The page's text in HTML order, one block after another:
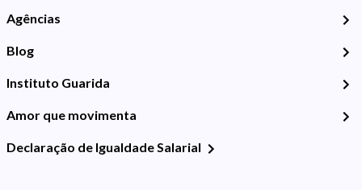
Agências
Blog
Instituto Guarida
Amor que movimenta
Declaração de Igualdade Salarial